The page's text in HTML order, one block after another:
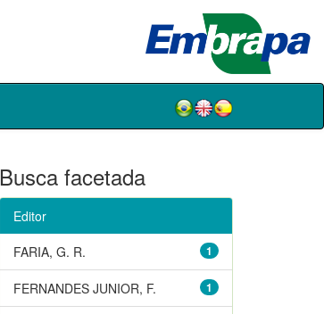
Busca facetada
Editor
1
FARIA, G. R.
1
FERNANDES JUNIOR, F.